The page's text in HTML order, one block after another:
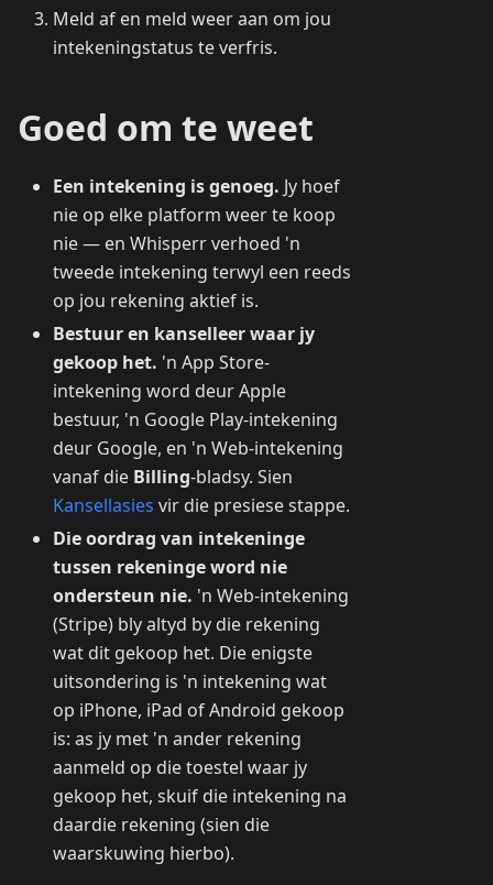
Meld af en meld weer aan om jou
intekeningstatus te verfris.
Goed om te weet
Een intekening is genoeg. Jy hoef
nie op elke platform weer te koop
nie — en Whisperr verhoed 'n
tweede intekening terwyl een reeds
op jou rekening aktief is.
Bestuur en kanselleer waar jy
gekoop het. 'n App Store-
intekening word deur Apple
bestuur, 'n Google Play-intekening
deur Google, en 'n Web-intekening
vanaf die Billing-bladsy. Sien
Kansellasies vir die presiese stappe.
Die oordrag van intekeninge
tussen rekeninge word nie
ondersteun nie. 'n Web-intekening
(Stripe) bly altyd by die rekening
wat dit gekoop het. Die enigste
uitsondering is 'n intekening wat
op iPhone, iPad of Android gekoop
is: as jy met 'n ander rekening
aanmeld op die toestel waar jy
gekoop het, skuif die intekening na
daardie rekening (sien die
waarskuwing hierbo).